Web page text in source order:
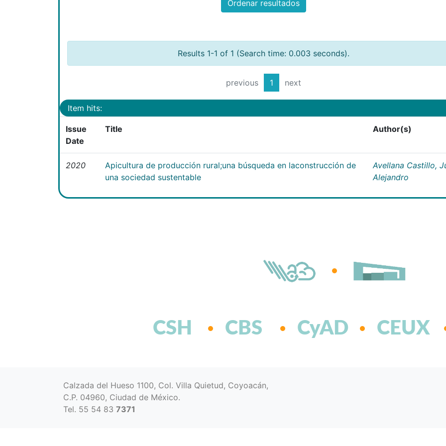
Ordenar resultados
Results 1-1 of 1 (Search time: 0.003 seconds).
previous 1 next
Item hits:
Issue
Date
Title Author(s)
2020
Apicultura de producción rural;una búsqueda en laconstrucción de
una sociedad sustentable
Avellana Castillo,
Alejandro
CSH CBS CyAD CEUX
Calzada del Hueso 1100, Col. Villa Quietud, Coyoacán,
C.P. 04960, Ciudad de México.
Tel. 55 54 83 7371